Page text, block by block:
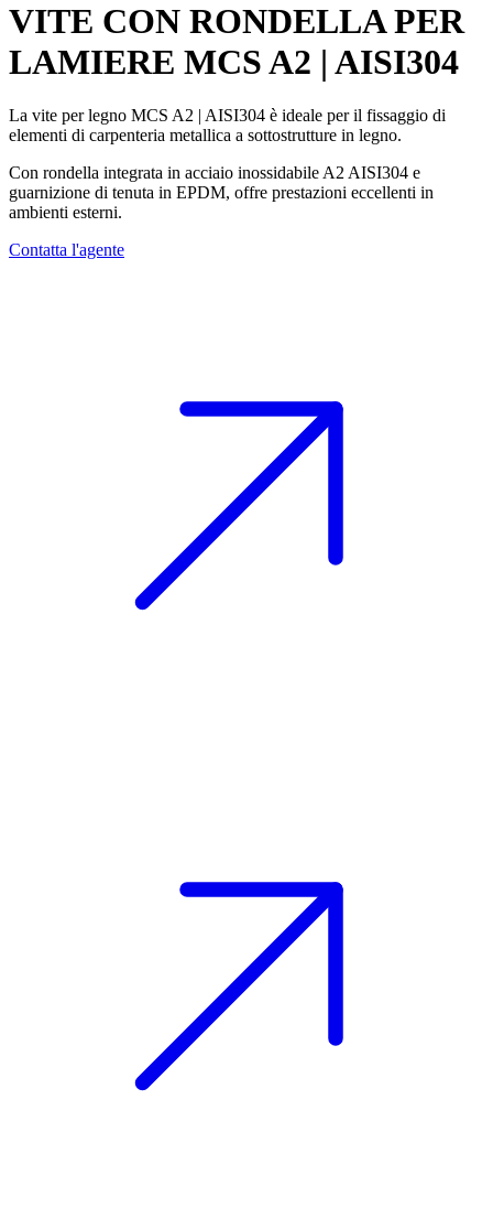
VITE CON RONDELLA PER
LAMIERE MCS A2 | AISI304
La vite per legno MCS A2 | AISI304 è ideale per il fissaggio di
elementi di carpenteria metallica a sottostrutture in legno.
Con rondella integrata in acciaio inossidabile A2 AISI304 e
guarnizione di tenuta in EPDM, offre prestazioni eccellenti in
ambienti esterni.
Contatta l'agente